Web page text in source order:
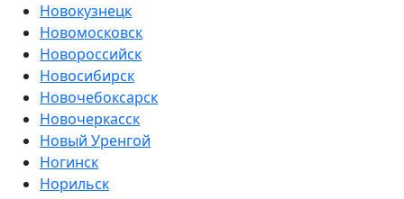
Новокузнецк
Новомосковск
Новороссийск
Новосибирск
Новочебоксарск
Новочеркасск
Новый Уренгой
Ногинск
Норильск